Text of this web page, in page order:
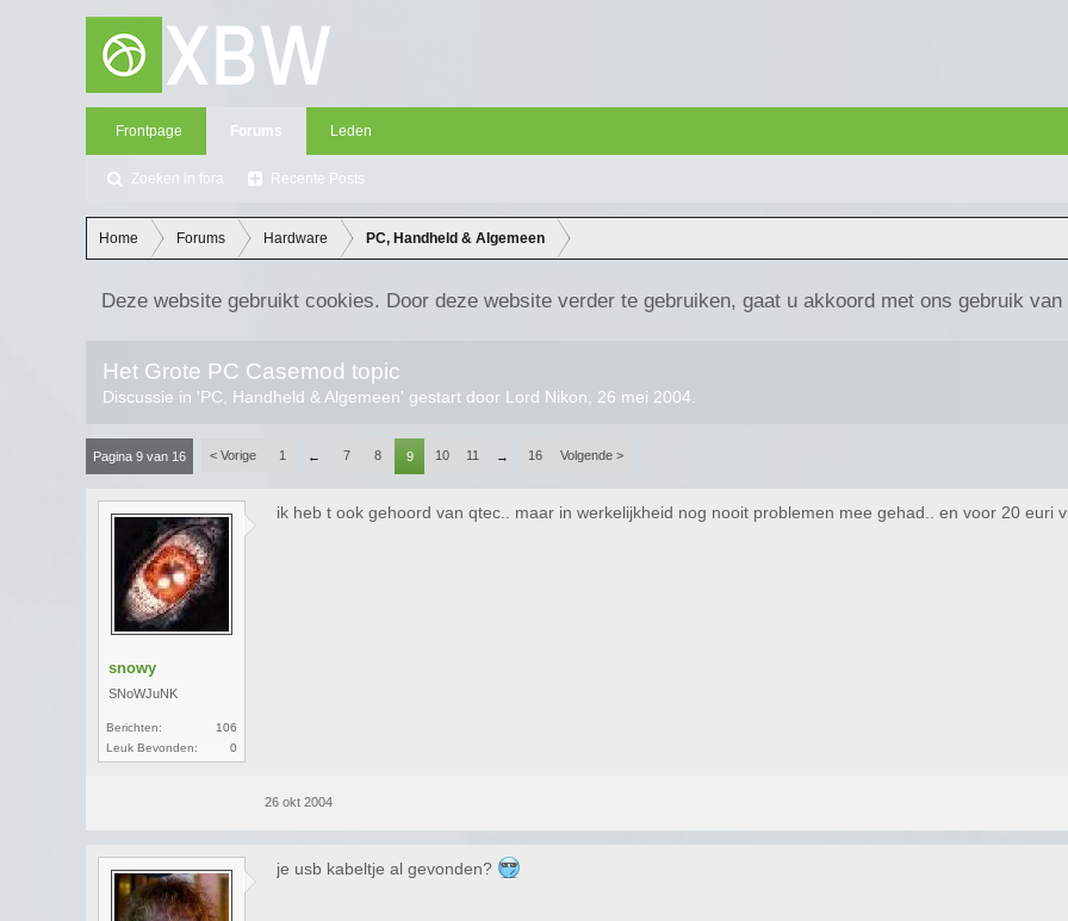
Frontpage Forums
Zoeken in fora Recente Posts
Leden
Home Forums Hardware PC, Handheld & Algemeen
Deze website gebruikt cookies. Door deze website verder te gebruiken, gaat u akkoord met ons gebruik
Het Grote PC Casemod topic
Discussie in 'PC, Handheld & Algemeen' gestart door Lord Nikon 26 mei 2004
Pagina 9 van 16 < Vorige 1 ← 7 8 9 10 11 → 16 Volgende >
snowy
SNoWJuNK
Berichten:
106
Leuk Bevonden:
0
ik heb t ook gehoord van qtec.. maar in werkelijkheid nog nooit problemen mee gehad.. en voor 20 euri
26 okt 2004
je usb kabeltje al gevonden?